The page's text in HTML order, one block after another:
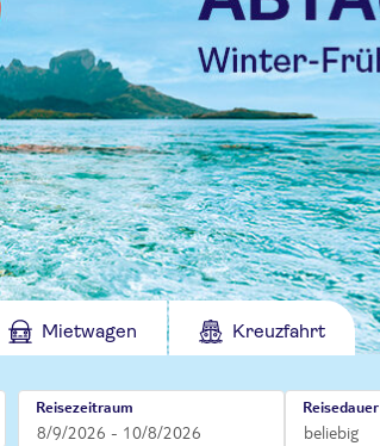
Mietwagen Kreuzfahrt
Reisezeitraum Reisedauer